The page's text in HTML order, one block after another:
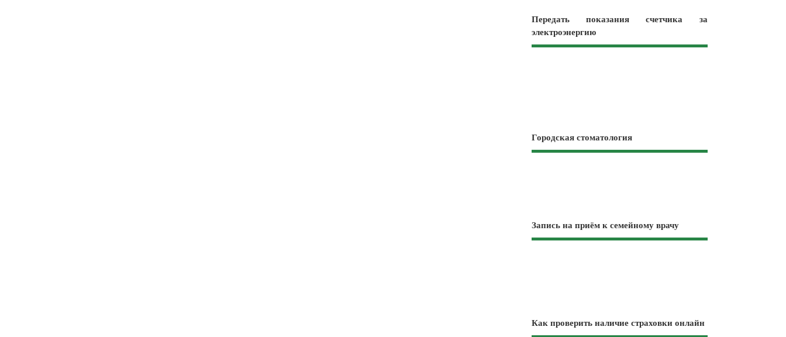
Передать показания счетчика за
электроэнергию
Городская стоматология
Запись на приём к семейному врачу
Как проверить наличие страховки онлайн